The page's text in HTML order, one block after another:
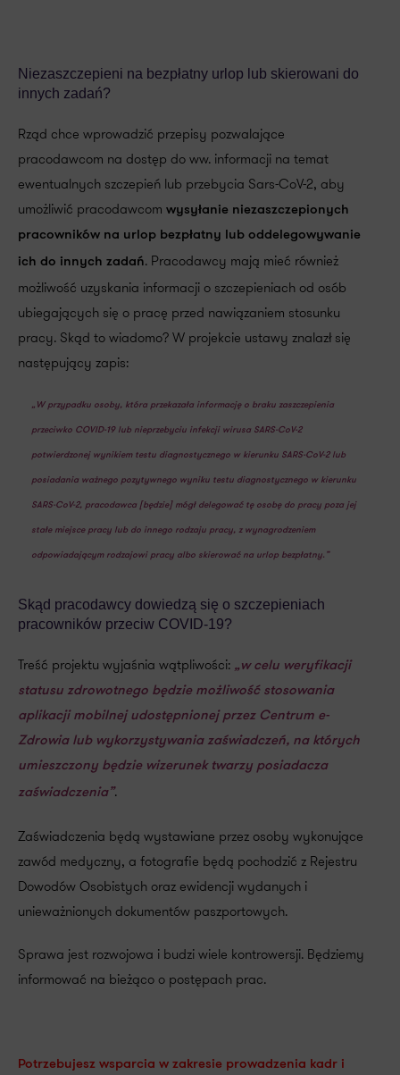
Niezaszczepieni na bezpłatny urlop lub skierowani do
innych zadań?
Rząd chce wprowadzić przepisy pozwalające
pracodawcom na dostęp do ww. informacji na temat
ewentualnych szczepień lub przebycia Sars-CoV-2, aby
umożliwić pracodawcom wysyłanie niezaszczepionych
pracowników na urlop bezpłatny lub oddelegowywanie
ich do innych zadań. Pracodawcy mają mieć również
możliwość uzyskania informacji o szczepieniach od osób
ubiegających się o pracę przed nawiązaniem stosunku
pracy. Skąd to wiadomo? W projekcie ustawy znalazł się
następujący zapis:
„W przypadku osoby, która przekazała informację o braku zaszczepienia
przeciwko COVID-19 lub nieprzebyciu infekcji wirusa SARS-CoV-2
potwierdzonej wynikiem testu diagnostycznego w kierunku SARS-CoV-2 lub
posiadania ważnego pozytywnego wyniku testu diagnostycznego w kierunku
SARS-CoV-2, pracodawca [będzie] mógł delegować tę osobę do pracy poza jej
stałe miejsce pracy lub do innego rodzaju pracy, z wynagrodzeniem
odpowiadającym rodzajowi pracy albo skierować na urlop bezpłatny.”
Skąd pracodawcy dowiedzą się o szczepieniach
pracowników przeciw COVID-19?
Treść projektu wyjaśnia wątpliwości: „w celu weryfikacji
statusu zdrowotnego będzie możliwość stosowania
aplikacji mobilnej udostępnionej przez Centrum e-
Zdrowia lub wykorzystywania zaświadczeń, na których
umieszczony będzie wizerunek twarzy posiadacza
zaświadczenia”.
Zaświadczenia będą wystawiane przez osoby wykonujące
zawód medyczny, a fotografie będą pochodzić z Rejestru
Dowodów Osobistych oraz ewidencji wydanych i
unieważnionych dokumentów paszportowych.
Sprawa jest rozwojowa i budzi wiele kontrowersji. Będziemy
informować na bieżąco o postępach prac.
Potrzebujesz wsparcia w zakresie prowadzenia kadr i